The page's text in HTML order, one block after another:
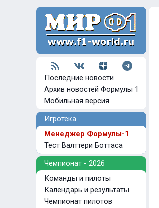
Последние новости
Архив новостей Формулы 1
Мобильная версия
Игротека
Менеджер Формулы-1
Тест Валттери Боттаса
Чемпионат - 2026
Команды и пилоты
Календарь и результаты
Чемпионат пилотов